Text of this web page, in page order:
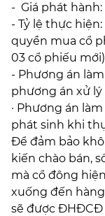
- Giá phát
- Tỷ lệ thực
quyền mua cổ
03 cổ phiếu
- Phương án
phương án xử
· Phương án
phát sinh khi
Để đảm bảo
kiến chào bán,
mà cổ đông
xuống đến
sẽ được ĐHĐCĐ